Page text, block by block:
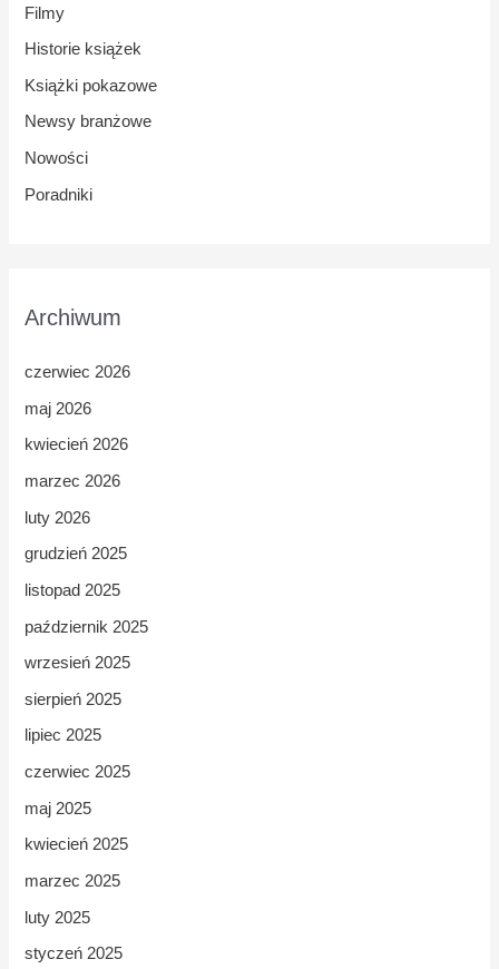
Filmy
Historie książek
Książki pokazowe
Newsy branżowe
Nowości
Poradniki
Archiwum
czerwiec 2026
maj 2026
kwiecień 2026
marzec 2026
luty 2026
grudzień 2025
listopad 2025
październik 2025
wrzesień 2025
sierpień 2025
lipiec 2025
czerwiec 2025
maj 2025
kwiecień 2025
marzec 2025
luty 2025
styczeń 2025